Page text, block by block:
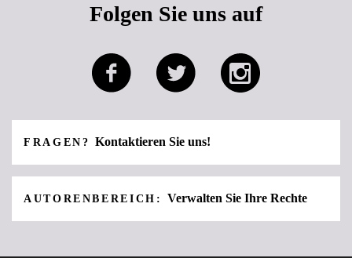
Folgen Sie uns auf
FRAGEN?Kontaktieren Sie uns!
AUTORENBEREICH:Verwalten Sie Ihre Rechte